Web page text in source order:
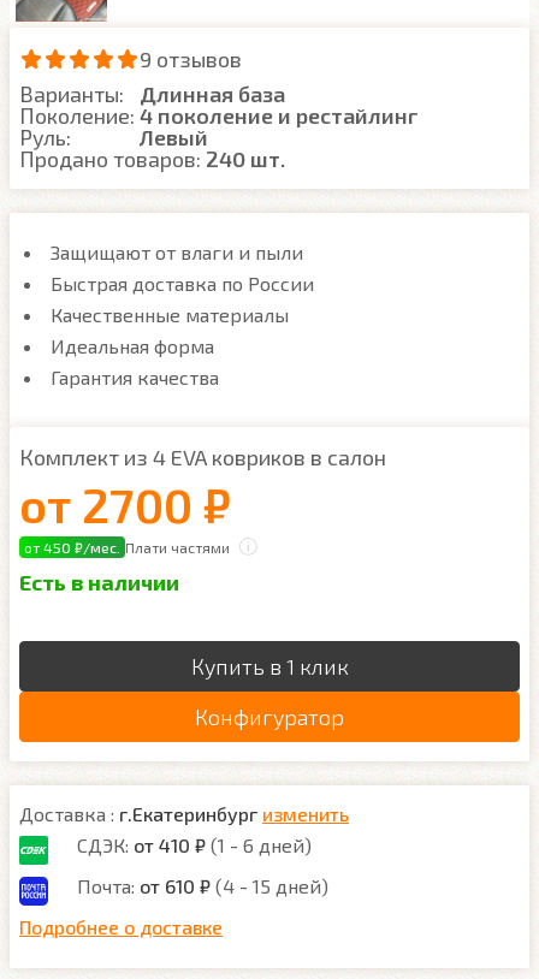
9 отзывов
Варианты:
Длинная база
Поколение: 4 поколение и рестайлинг
Руль:
Левый
Продано товаров: 240 шт.
Защищают от влаги и пыли
Быстрая доставка по России
Качественные материалы
Идеальная форма
Гарантия качества
Комплект из 4 EVA ковриков в салон
от 2700 ₽
от 450 ₽/мес. Плати частями
Есть в наличии
Купить в 1 клик
Конфигуратор
Доставка : г.Екатеринбург изменить
СДЭК: от 410 ₽ (1 - 6 дней)
Почта: от 610 ₽ (4 - 15 дней)
Подробнее о доставке